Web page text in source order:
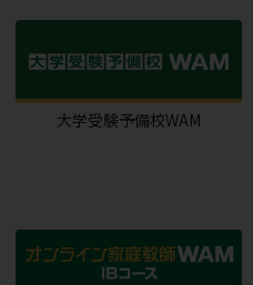
大学受験予備校WAM